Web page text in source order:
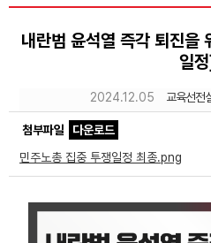
내란범 윤석열 즉각 퇴진을
일
2024.12.05 교육선전
첨부파일
다운로드
민주노총 집중 투쟁일정 최종.png
공지사항
성명·보도
노동상담
자료
부설기관
Sketchbook5,